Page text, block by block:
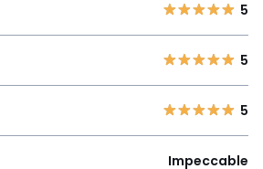
5
5
5
Impeccable